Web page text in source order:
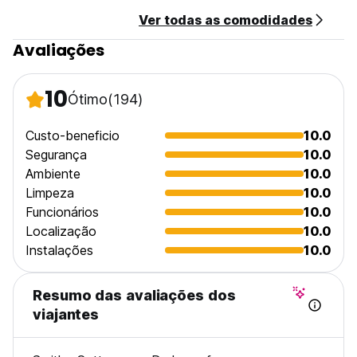
Ver todas as comodidades
Avaliações
10Ótimo(194)
Custo-beneficio
10.0
Segurança
10.0
Ambiente
10.0
Limpeza
10.0
Funcionários
10.0
Localização
10.0
Instalações
10.0
Resumo das avaliações dos
viajantes